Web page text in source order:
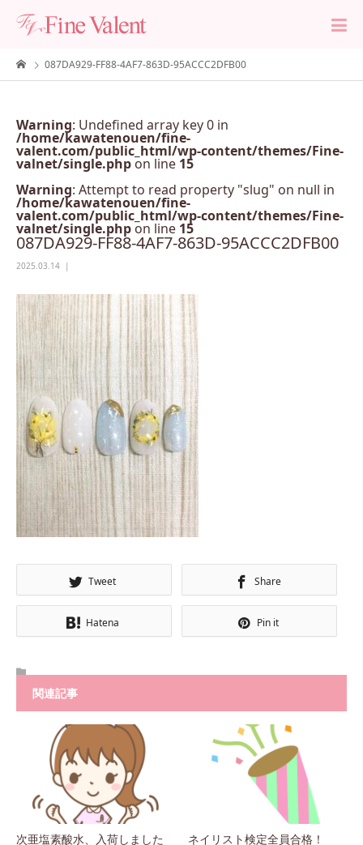
087DA929-FF88-4AF7-863D-95ACCC2DFB00
Warning: Undefined array key 0 in
/home/kawatenouen/fine-
valent.com/public_html/wp-content/themes/Fine-
valnet/single.phpon line 15
Warning: Attempt to read property "slug" on null in
/home/kawatenouen/fine-
valent.com/public_html/wp-content/themes/Fine-
valnet/single.phpon line 15
087DA929-FF88-4AF7-863D-95ACCC2DFB00
2025.03.14
Tweet Share
Hatena Pin it
関連記事
次亜塩素酸水、入荷しました ネイリスト検定全員合格！